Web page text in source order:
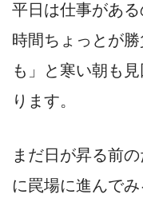
平日は仕事があ
時間ちょっとが
も」と寒い朝も
ります。
まだ日が昇る前
に罠場に進んで